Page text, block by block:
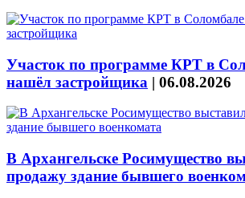
Участок по программе КРТ в
нашёл застройщика | 06.08.2026
В Архангельске Росимущество
продажу здание бывшего